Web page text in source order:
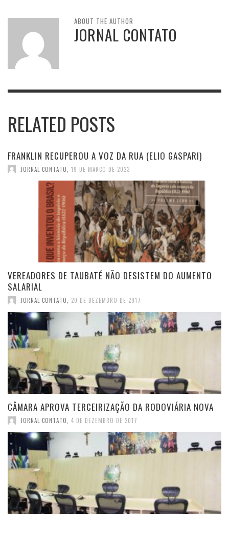
ABOUT THE AUTHOR
JORNAL CONTATO
RELATED POSTS
FRANKLIN RECUPEROU A VOZ DA RUA (ELIO GASPARI)
JORNAL CONTATO 19 DE MARÇO DE 2023
VEREADORES DE TAUBATÉ NÃO DESISTEM DO AUMENTO
SALARIAL
JORNAL CONTATO 20 DE DEZEMBRO DE 2017
CÂMARA APROVA TERCEIRIZAÇÃO DA RODOVIÁRIA NOVA
JORNAL CONTATO 4 DE DEZEMBRO DE 2017